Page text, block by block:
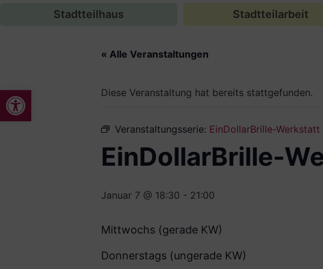
Werkzeugleiste öffnen
Stadtteilhaus Stadtteilarbeit
« Alle Veranstaltungen
Diese Veranstaltung hat bereits stattgefunden.
Veranstaltungsserie: EinDollarBrille-Werkstatt
EinDollarBrille-
Januar 7 @ 18:30 - 21:00
Mittwochs (gerade KW)
Donnerstags (ungerade KW)